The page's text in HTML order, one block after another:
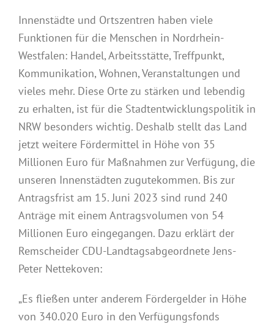
Innenstädte und Ortszentren haben viele
Funktionen für die Menschen in Nordrhein-
Westfalen: Handel, Arbeitsstätte, Treffpunkt,
Kommunikation, Wohnen, Veranstaltungen und
vieles mehr. Diese Orte zu stärken und lebendig
zu erhalten, ist für die Stadtentwicklungspolitik in
NRW besonders wichtig. Deshalb stellt das Land
jetzt weitere Fördermittel in Höhe von 35
Millionen Euro für Maßnahmen zur Verfügung, die
unseren Innenstädten zugutekommen. Bis zur
Antragsfrist am 15. Juni 2023 sind rund 240
Anträge mit einem Antragsvolumen von 54
Millionen Euro eingegangen. Dazu erklärt der
Remscheider CDU-Landtagsabgeordnete Jens-
Peter Nettekoven:
„Es fließen unter anderem Fördergelder in Höhe
von 340.020 Euro in den Verfügungsfonds